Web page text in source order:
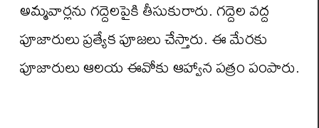
అమ్మవార్లను గద్దెలపైకి తీసుకురారు. గద్దెల వద్ద
పూజారులు ప్రత్యేక పూజలు చేస్తారు. ఈ మేరకు
పూజారులు ఆలయ ఈవోకు ఆహ్వాన పత్రం పంపారు.